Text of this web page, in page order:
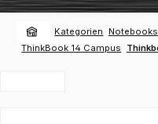
Kategorien
ThinkBook 14 Campus